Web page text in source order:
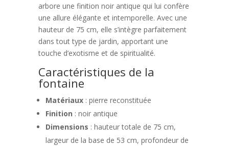
arbore une finition noir antique qui lui confère
une allure élégante et intemporelle. Avec une
hauteur de 75 cm, elle s’intègre parfaitement
dans tout type de jardin, apportant une
touche d’exotisme et de spiritualité.
Caractéristiques de la
fontaine
Matériaux: pierre reconstituée
Finition : noir antique
Dimensions : hauteur totale de 75 cm,
largeur de la base de 53 cm, profondeur de